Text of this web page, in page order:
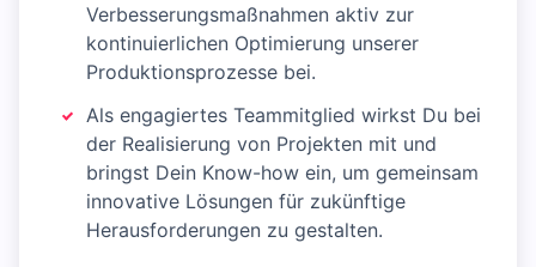
Verbesserungsmaßnahmen aktiv zur
kontinuierlichen Optimierung unserer
Produktionsprozesse bei.
Als engagiertes Teammitglied wirkst Du bei
der Realisierung von Projekten mit und
bringst Dein Know-how ein, um gemeinsam
innovative Lösungen für zukünftige
Herausforderungen zu gestalten.